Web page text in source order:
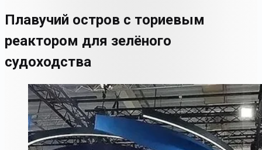
Плавучий остров с ториевым
реактором для зелёного
судоходства